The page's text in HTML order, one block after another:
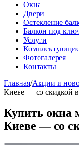
Окна
Двери
Остекление
Балкон под
Услуги
Комплектующие
Фотогалерея
Контакты
Главная/Акции и
Киеве — со скидкой
Купить окна
Киеве — со